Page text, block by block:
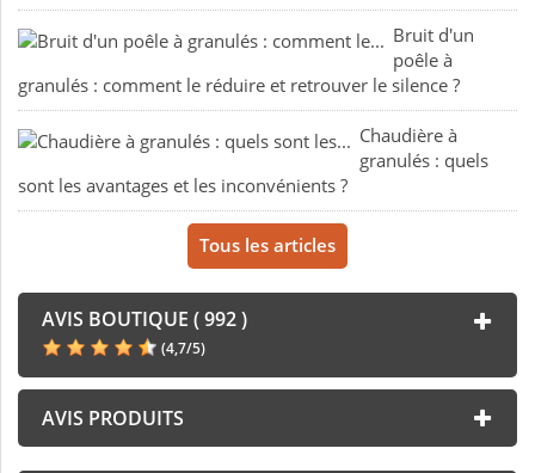
Bruit d'un
poêle à
granulés : comment le réduire et retrouver le silence ?
Chaudière à
granulés : quels
sont les avantages et les inconvénients ?
Tous les articles
AVIS BOUTIQUE ( 992 )
(4,7/5)
AVIS PRODUITS